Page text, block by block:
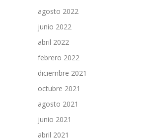
agosto 2022
junio 2022
abril 2022
febrero 2022
diciembre 2021
octubre 2021
agosto 2021
junio 2021
abril 2021